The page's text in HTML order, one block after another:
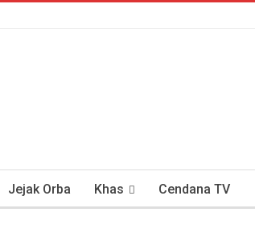
Jejak Orba Khas Cendana TV